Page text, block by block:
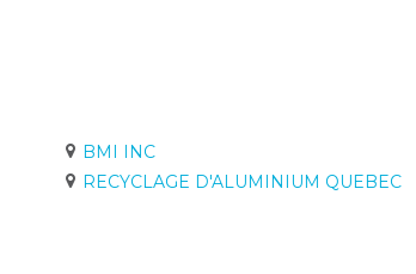
BMI INC
RECYCLAGE D'ALUMINIUM QUEBEC